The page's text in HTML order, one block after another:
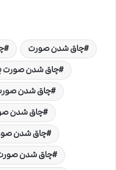
چاق شدن صورت
چاق شدن صورت
چاق شدن
چاق شدن
چاق شدن
چاق شدن